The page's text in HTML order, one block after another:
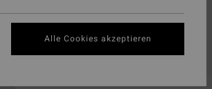
XS S M
Alle Cookies akzeptieren